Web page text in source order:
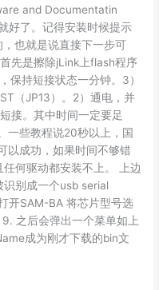
and Documentatin
好了。记得安装时候提示
也就是说直接下一步可
先是擦除jLink上flash程序
保持短接状态一分钟。3）
（JP13）。2）通电，并
接。其中时间一定要足
一些教程说20秒以上，国
以成功，如果时间不够错
何驱动都安装不上。 上边
别成一个usb serial
开SAM-BA 将芯片型号选
之后会弹出一个菜单如上
成为刚才下载的bin文